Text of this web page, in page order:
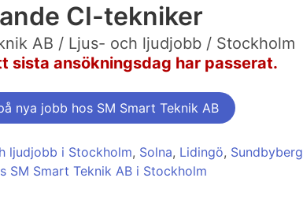
CI-tekniker
AB / Ljus- och ljudjobb / Stockholm
sista ansökningsdag har passerat.
nya jobb hos SM Smart Teknik AB
ljudjobb i Stockholm, Solna, Lidingö, Sundbyberg
SM Smart Teknik AB i Stockholm